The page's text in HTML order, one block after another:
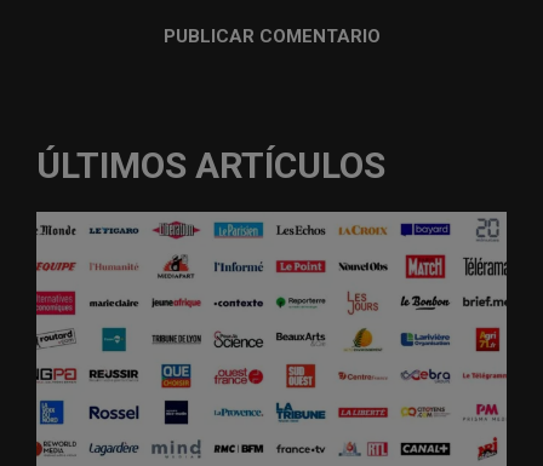
ÚLTIMOS ARTÍCULOS